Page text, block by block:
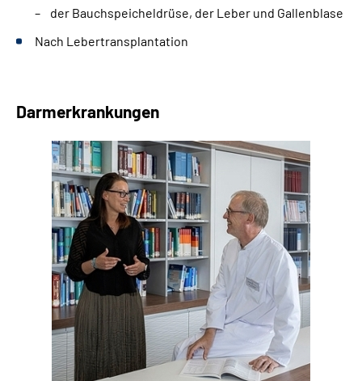
der Bauchspeicheldrüse, der Leber und Gallenblase
Nach Lebertransplantation
Darmerkrankungen